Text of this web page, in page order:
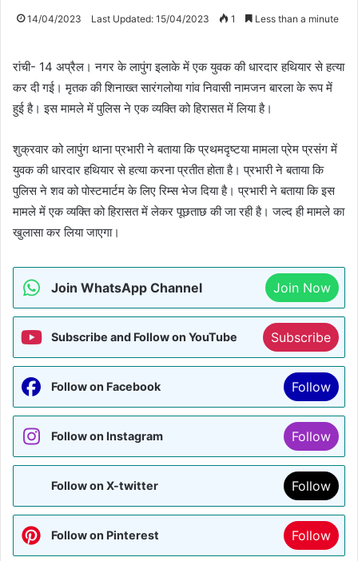
14/04/2023 Last Updated: 15/04/2023 1 Less than a minute
रांची- 14 अप्रैल। नगर के लापुंग इलाके में एक युवक की धारदार हथियार से हत्या
कर दी गई। मृतक की शिनाख्त सारंगलोया गांव निवासी नामजन बारला के रूप में
हुई है। इस मामले में पुलिस ने एक व्यक्ति को हिरासत में लिया है।
शुक्रवार को लापुंग थाना प्रभारी ने बताया कि प्रथमदृष्टया मामला प्रेम प्रसंग में
युवक की धारदार हथियार से हत्या करना प्रतीत होता है। प्रभारी ने बताया कि
पुलिस ने शव को पोस्टमार्टम के लिए रिम्स भेज दिया है। प्रभारी ने बताया कि इस
मामले में एक व्यक्ति को हिरासत में लेकर पूछताछ की जा रही है। जल्द ही मामले का
खुलासा कर लिया जाएगा।
Join WhatsApp Channel Join Now
Subscribe and Follow on YouTube Subscribe
Follow on Facebook Follow
Follow on Instagram Follow
Follow on X-twitter Follow
Follow on Pinterest Follow